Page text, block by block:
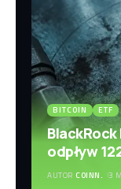
BITCOIN ETF
BlackRock
odpływ
AUTOR COINN. 3